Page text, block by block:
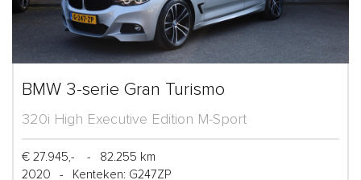
BMW 3-serie Gran Turismo
320i High Executive Edition M-Sport
€ 27.945,- -
82.255 km
2020
- Kenteken: G247ZP